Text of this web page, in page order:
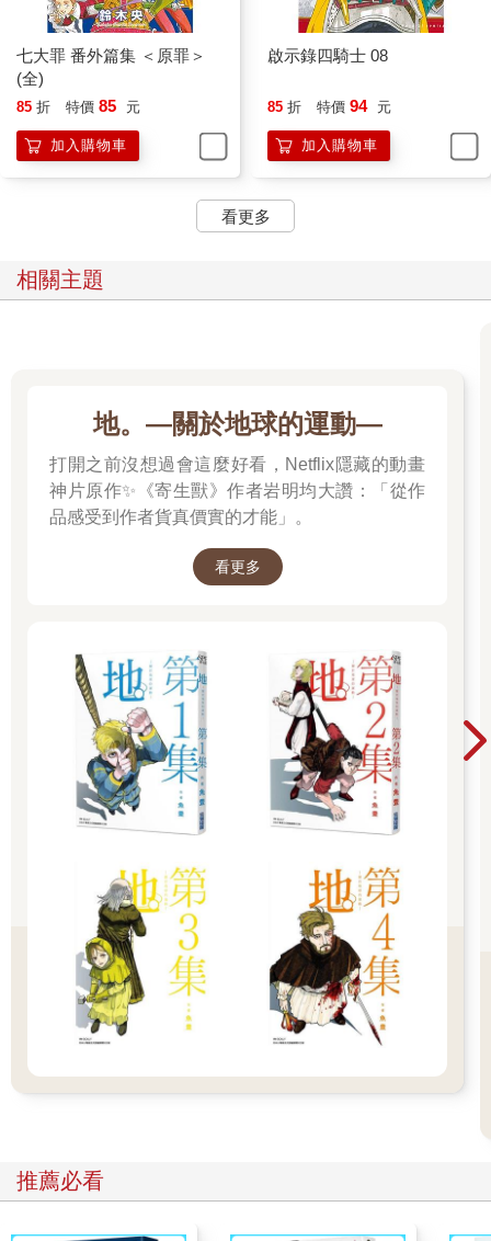
七大罪 番外篇集 ＜原罪＞
(全)
85 折 特價 85 元
加入購物車
啟示錄四騎士 08
85 折 特價 94 元
加入購物車
看更多
相關主題
地。—關於地球的運動—
打開之前沒想過會這麼好看，Netflix隱藏的動畫
神片原作✨《寄生獸》作者岩明均大讚：「從作
品感受到作者貨真價實的才能」。
看更多
推薦必看